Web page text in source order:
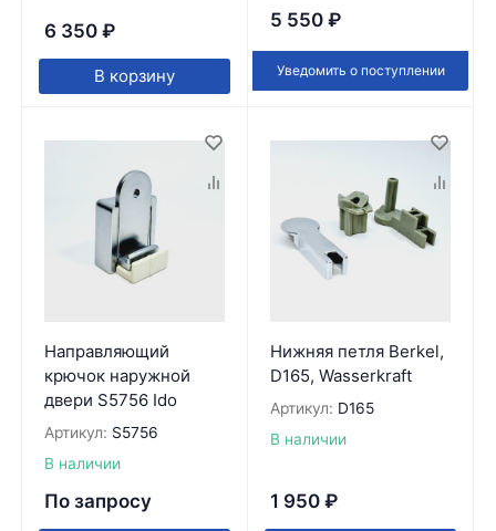
6 350 ₽
В корзину
5 550 ₽
Уведомить о поступлении
Направляющий
крючок наружной
двери S5756 Ido
Артикул: S5756
В наличии
По запросу
Нижняя петля Berkel,
D165, Wasserkraft
Артикул: D165
В наличии
1 950 ₽